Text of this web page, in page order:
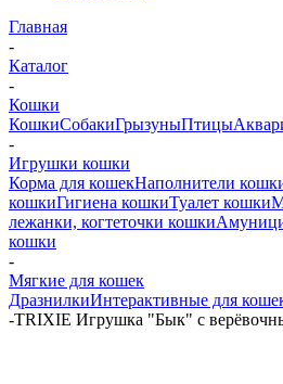
Главная
-
Каталог
-
Кошки
КошкиСобакиГрызуныПтицы
-
Игрушки кошки
Корма для кошекНаполнители
кошкиГигиена кошкиТуалет кошки
лежанки, когтеточки кошки
кошки
-
Мягкие для кошек
ДразнилкиИнтерактивные для
-TRIXIE Игрушка "Бык" с